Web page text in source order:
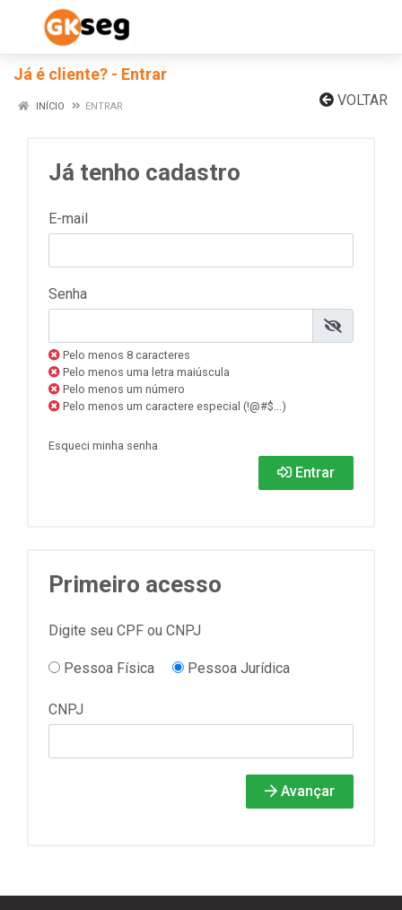
Já é cliente? - Entrar
VOLTAR
INÍCIO ENTRAR
Já tenho cadastro
E-mail
Senha
Pelo menos 8 caracteres
Pelo menos uma letra maiúscula
Pelo menos um número
Pelo menos um caractere especial (!@#$...)
Esqueci minha senha
Entrar
Primeiro acesso
Digite seu CPF ou CNPJ
Pessoa Física Pessoa Jurídica
CNPJ
Avançar